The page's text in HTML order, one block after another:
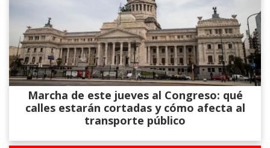
Marcha de este jueves al Congreso: qué
calles estarán cortadas y cómo afecta al
transporte público